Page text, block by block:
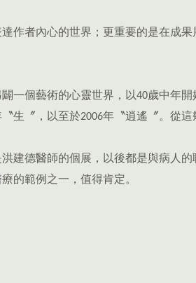
作者內心的世界；更重要的是在成
一個藝術的心靈世界，以40歲中年
生〞，以至於2006年〝逍遙〞。從
建德醫師的個展，以後都是與病人
的範例之一，值得肯定。